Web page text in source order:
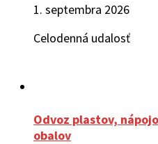
1. septembra 2026
Celodenná udalosť
Odvoz plastov,
obalov